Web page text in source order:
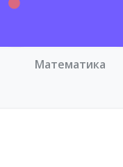
Математика